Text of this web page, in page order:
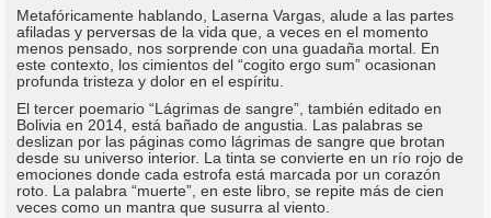
Metafóricamente hablando, Laserna Vargas, alude a las partes
afiladas y perversas de la vida que, a veces en el momento
menos pensado, nos sorprende con una guadaña mortal. En
este contexto, los cimientos del “cogito ergo sum” ocasionan
profunda tristeza y dolor en el espíritu.
El tercer poemario “Lágrimas de sangre”, también editado en
Bolivia en 2014, está bañado de angustia. Las palabras se
deslizan por las páginas como lágrimas de sangre que brotan
desde su universo interior. La tinta se convierte en un río rojo de
emociones donde cada estrofa está marcada por un corazón
roto. La palabra “muerte”, en este libro, se repite más de cien
veces como un mantra que susurra al viento.